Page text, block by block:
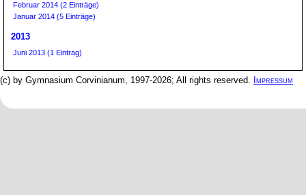
Februar 2014 (2 Einträge)
Januar 2014 (5 Einträge)
2013
Juni 2013 (1 Eintrag)
(c) by Gymnasium Corvinianum, 1997-2026; All rights reserved. Impressum